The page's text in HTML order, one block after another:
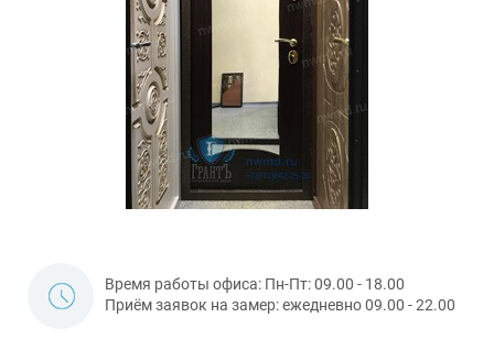
Время работы офиса: Пн-Пт: 09.00 - 18.00
Приём заявок на замер: ежедневно 09.00 - 22.00